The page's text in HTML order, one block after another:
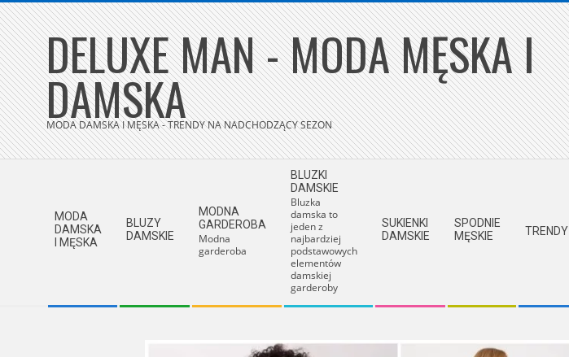
Skip
to
content DELUXE MAN - MODA MĘSKA I
DAMSKA
MODA DAMSKA I MĘSKA - TRENDY NA NADCHODZĄCY SEZON
MODA
DAMSKA
I MĘSKA
BLUZY
DAMSKIE
MODNA
GARDEROBA
Modna
garderoba
BLUZKI
DAMSKIE
Bluzka
damska to
jeden z
najbardziej
podstawowych
elementów
damskiej
garderoby
SUKIENKI
DAMSKIE
SPODNIE
MĘSKIE
TRENDY